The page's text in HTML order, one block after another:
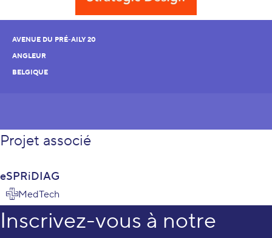
AVENUE DU PRÉ-AILY 20
ANGLEUR
BELGIQUE
Projet associé
eSPRiDIAG
MedTech
Inscrivez-vous à notre